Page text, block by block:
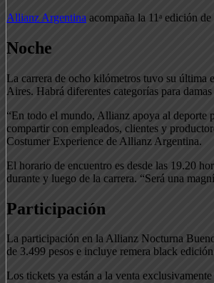
Allianz Argentina acompaña la 11ᵃ edición
Noche
La carrera de ocho kilómetros tuvo su última
Aires. Habrá diferentes categorías para
“En todo el mundo, Allianz apoya al deporte
compartir con empleados, clientes y
Costumer Experience de Allianz Argentina.
El horario de encuentro es desde las 19.20
durante y luego de la carrera. “Será una
Participación
La participación en la Allianz Nocturna
de 3.499 pesos e incluye remera black
Los tickets ya están a la venta exclusivamente